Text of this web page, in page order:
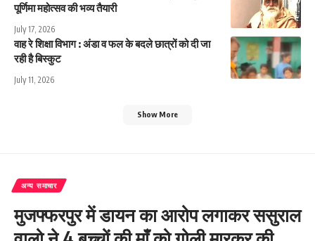
पूर्णिमा महोत्सव की भव्य तैयारी
July 17, 2026
वाह रे शिक्षा विभाग : अंडा व फल के बदले छात्रों को दी जा
रही है बिस्कुट
July 11, 2026
Show More
अन्य समाचार
मुजफ्फरपुर में डायन का आरोप लगाकर ससुराल